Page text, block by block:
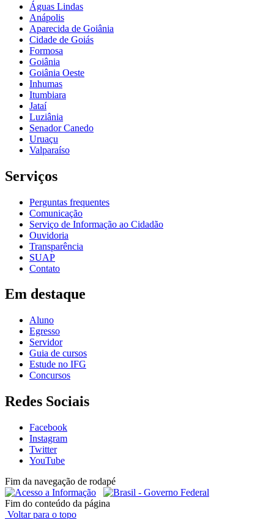
Águas Lindas
Anápolis
Aparecida de Goiânia
Cidade de Goiás
Formosa
Goiânia
Goiânia Oeste
Inhumas
Itumbiara
Jataí
Luziânia
Senador Canedo
Uruaçu
Valparaíso
Serviços
Perguntas frequentes
Comunicação
Serviço de Informação ao Cidadão
Ouvidoria
Transparência
SUAP
Contato
Em destaque
Aluno
Egresso
Servidor
Guia de cursos
Estude no IFG
Concursos
Redes Sociais
Facebook
Instagram
Twitter
YouTube
Fim da navegação de rodapé
Fim do conteúdo da página
Voltar para o topo